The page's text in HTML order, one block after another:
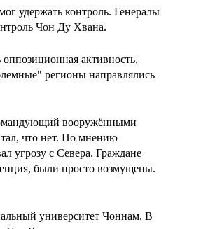
удержать контроль. Генералы
Чон Ду Хвана.
активность,
регионы направлялись
вооружёнными
что нет. По мнению
угрозу с Севера. Граждане
были просто возмущены.
университет Чоннам. В